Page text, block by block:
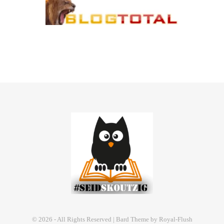
© 2026 - All Rights Reserved | Bard Theme by Royal-Flush